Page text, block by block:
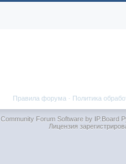
Политика
Правила форума ·
Community Forum Software by IP.Board
Лицензия